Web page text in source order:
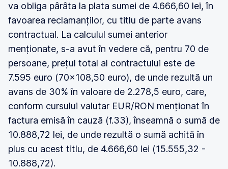
va obliga pârâta la plata sumei de 4.666,60 lei, în
favoarea reclamanților, cu titlu de parte avans
contractual. La calculul sumei anterior
menționate, s-a avut în vedere că, pentru 70 de
persoane, prețul total al contractului este de
7.595 euro (70x108,50 euro), de unde rezultă un
avans de 30% în valoare de 2.278,5 euro, care,
conform cursului valutar EUR/RON menționat în
factura emisă în cauză (f.33), înseamnă o sumă de
10.888,72 lei, de unde rezultă o sumă achită în
plus cu acest titlu, de 4.666,60 lei (15.555,32 -
10.888,72).